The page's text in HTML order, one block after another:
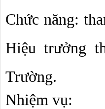
Chức năng:
Hiệu trưởng
Trường.
Nhiệm vụ: